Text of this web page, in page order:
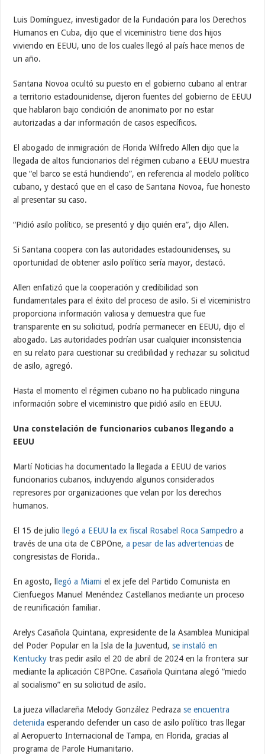
Luis Domínguez, investigador de la Fundación para los Derechos
Humanos en Cuba, dijo que el viceministro tiene dos hijos
viviendo en EEUU, uno de los cuales llegó al país hace menos de
un año.
Santana Novoa ocultó su puesto en el gobierno cubano al entrar
a territorio estadounidense, dijeron fuentes del gobierno de EEUU
que hablaron bajo condición de anonimato por no estar
autorizadas a dar información de casos específicos.
El abogado de inmigración de Florida Wilfredo Allen dijo que la
llegada de altos funcionarios del régimen cubano a EEUU muestra
que “el barco se está hundiendo”, en referencia al modelo político
cubano, y destacó que en el caso de Santana Novoa, fue honesto
al presentar su caso.
“Pidió asilo político, se presentó y dijo quién era”, dijo Allen.
Si Santana coopera con las autoridades estadounidenses, su
oportunidad de obtener asilo político sería mayor, destacó.
Allen enfatizó que la cooperación y credibilidad son
fundamentales para el éxito del proceso de asilo. Si el viceministro
proporciona información valiosa y demuestra que fue
transparente en su solicitud, podría permanecer en EEUU, dijo el
abogado. Las autoridades podrían usar cualquier inconsistencia
en su relato para cuestionar su credibilidad y rechazar su solicitud
de asilo, agregó.
Hasta el momento el régimen cubano no ha publicado ninguna
información sobre el viceministro que pidió asilo en EEUU.
Una constelación de funcionarios cubanos llegando a
EEUU
Martí Noticias ha documentado la llegada a EEUU de varios
funcionarios cubanos, incluyendo algunos considerados
represores por organizaciones que velan por los derechos
humanos.
El 15 de julio llegó a EEUU la ex fiscal Rosabel Roca Sampedro a
través de una cita de CBPOne,a pesar de las advertencias de
congresistas de Florida..
En agosto, l legó a Miamiel ex jefe del Partido Comunista en
Cienfuegos Manuel Menéndez Castellanos mediante un proceso
de reunificación familiar.
Arelys Casañola Quintana, expresidente de la Asamblea Municipal
del Poder Popular en la Isla de la Juventud,se instaló en
Kentucky tras pedir asilo el 20 de abril de 2024 en la frontera sur
mediante la aplicación CBPOne. Casañola Quintana alegó “miedo
al socialismo” en su solicitud de asilo.
La jueza villaclareña Melody González Pedrazase encuentra
detenida esperando defender un caso de asilo político tras llegar
al Aeropuerto Internacional de Tampa, en Florida, gracias al
programa de Parole Humanitario.